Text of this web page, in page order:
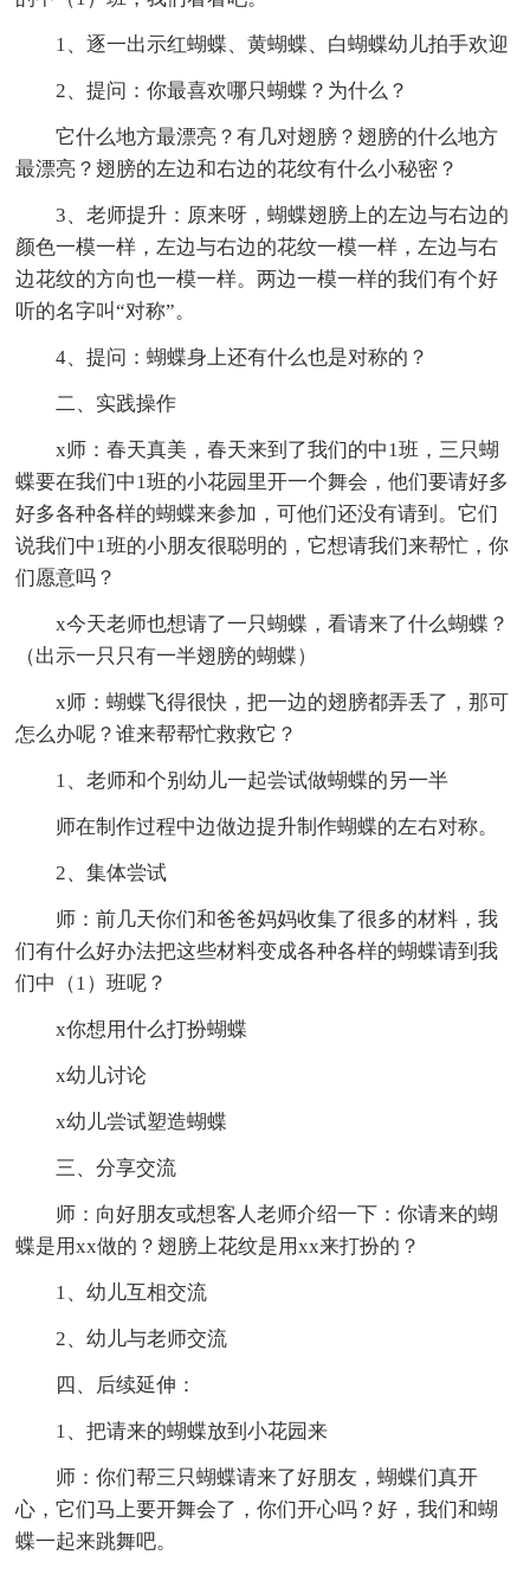
1、逐一出示红蝴蝶、黄蝴蝶、白蝴蝶幼儿拍手欢迎
2、提问：你最喜欢哪只蝴蝶？为什么？
它什么地方最漂亮？有几对翅膀？翅膀的什么地方
最漂亮？翅膀的左边和右边的花纹有什么小秘密？
3、老师提升：原来呀，蝴蝶翅膀上的左边与右边的
颜色一模一样，左边与右边的花纹一模一样，左边与右
边花纹的方向也一模一样。两边一模一样的我们有个好
听的名字叫“对称”。
4、提问：蝴蝶身上还有什么也是对称的？
二、实践操作
x师：春天真美，春天来到了我们的中1班，三只蝴
蝶要在我们中1班的小花园里开一个舞会，他们要请好多
好多各种各样的蝴蝶来参加，可他们还没有请到。它们
说我们中1班的小朋友很聪明的，它想请我们来帮忙，你
们愿意吗？
x今天老师也想请了一只蝴蝶，看请来了什么蝴蝶？
（出示一只只有一半翅膀的蝴蝶）
x师：蝴蝶飞得很快，把一边的翅膀都弄丢了，那可
怎么办呢？谁来帮帮忙救救它？
1、老师和个别幼儿一起尝试做蝴蝶的另一半
师在制作过程中边做边提升制作蝴蝶的左右对称。
2、集体尝试
师：前几天你们和爸爸妈妈收集了很多的材料，我
们有什么好办法把这些材料变成各种各样的蝴蝶请到我
们中（1）班呢？
x你想用什么打扮蝴蝶
x幼儿讨论
x幼儿尝试塑造蝴蝶
三、分享交流
师：向好朋友或想客人老师介绍一下：你请来的蝴
蝶是用xx做的？翅膀上花纹是用xx来打扮的？
1、幼儿互相交流
2、幼儿与老师交流
四、后续延伸：
1、把请来的蝴蝶放到小花园来
师：你们帮三只蝴蝶请来了好朋友，蝴蝶们真开
心，它们马上要开舞会了，你们开心吗？好，我们和蝴
蝶一起来跳舞吧。